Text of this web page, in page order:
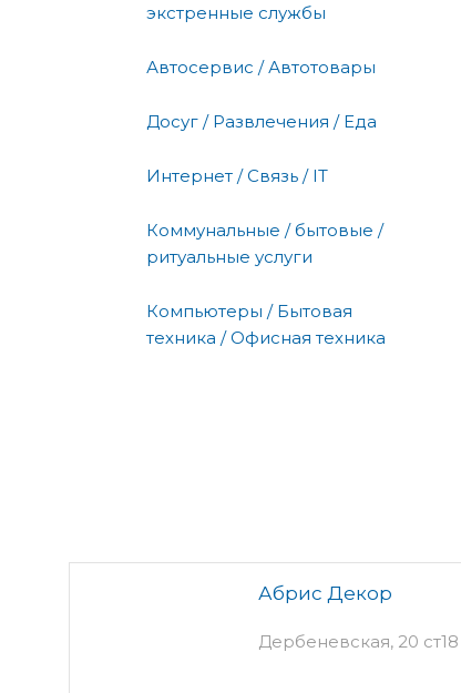
экстренные службы
Автосервис / Автотовары
Досуг / Развлечения / Еда
Интернет / Связь / IT
Коммунальные / бытовые /
ритуальные услуги
Компьютеры / Бытовая
техника / Офисная техника
Абрис Декор
Дербеневская, 20